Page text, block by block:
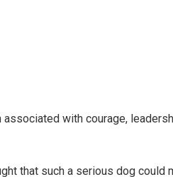
with courage,
that such a serious dog could